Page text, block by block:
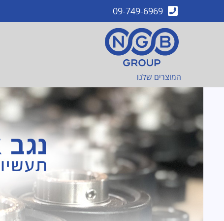
לתוכן
09-749-6969
המוצרים שלנו